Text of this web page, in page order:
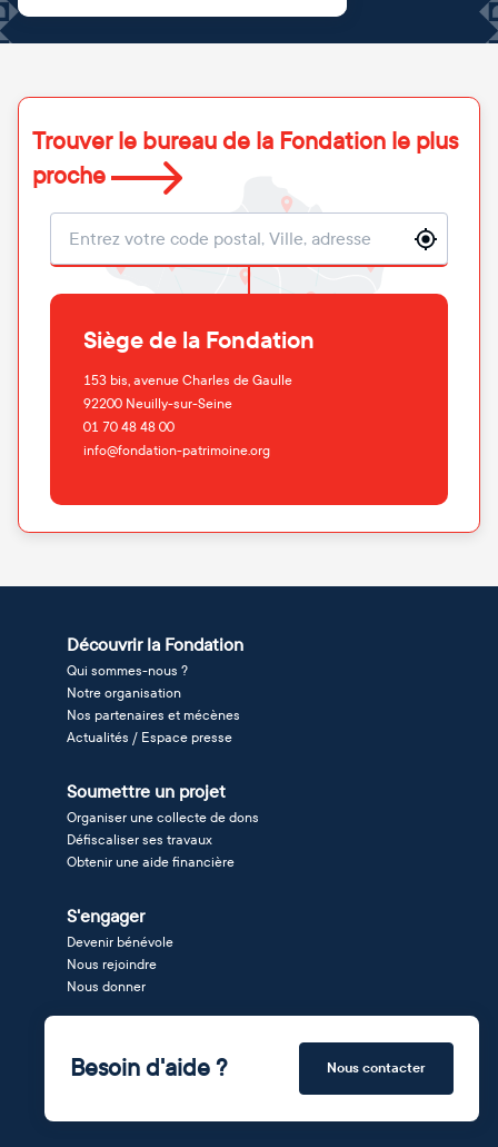
Trouver le bureau de la Fondation le plus
proche
Localisation
Siège de la Fondation
153 bis, avenue Charles de Gaulle
92200 Neuilly-sur-Seine
01 70 48 48 00
info@fondation-patrimoine.org
Découvrir la Fondation
Qui sommes-nous ?
Notre organisation
Nos partenaires et mécènes
Actualités / Espace presse
Soumettre un projet
Organiser une collecte de dons
Défiscaliser ses travaux
Obtenir une aide financière
S'engager
Devenir bénévole
Nous rejoindre
Nous donner
Besoin d'aide ? Nous contacter